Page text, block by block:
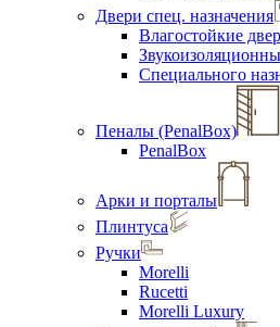
Двери спец. назначения
Влагостойкие
Специального
Пеналы (PenalBox)
PenalBox
Арки и порталы
Плинтуса
Ручки
Morelli
Rucetti
Morelli Luxury